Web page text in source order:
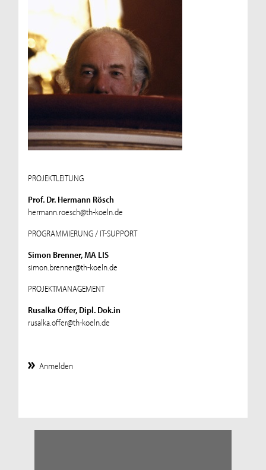
PROJEKTLEITUNG
Prof. Dr. Hermann Rösch
hermann.roesch@th-koeln.de
PROGRAMMIERUNG / IT-SUPPORT
Simon Brenner, MA LIS
simon.brenner@th-koeln.de
PROJEKTMANAGEMENT
Rusalka Offer, Dipl. Dok.in
rusalka.offer@th-koeln.de
Anmelden